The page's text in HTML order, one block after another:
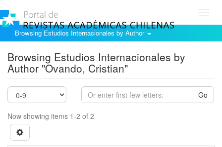
Browsing Estudios Internacionales by Author
Browsing Estudios Internacionales by
Author "Ovando, Cristian"
Go
Now showing items 1-2 of 2